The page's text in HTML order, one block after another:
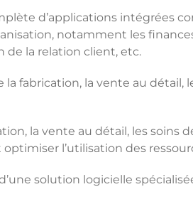
d’applications intégrées
notamment les
de la relation client, etc.
fabrication, la vente au détail,
la vente au détail, les soins
l’utilisation des
solution logicielle